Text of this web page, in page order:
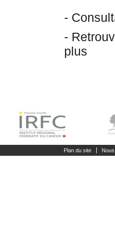
-
-
plus
Plan du site